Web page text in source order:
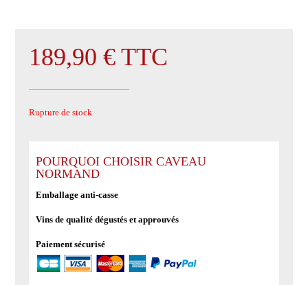
189,90€ TTC
Rupture de stock
POURQUOI CHOISIR CAVEAU
NORMAND
Emballage anti-casse
Vins de qualité dégustés et approuvés
Paiement sécurisé